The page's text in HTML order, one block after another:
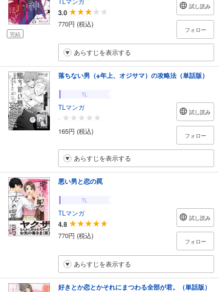
完結
3.0
770円 (税込)
試し読み
フォロー
あらすじを表示する
落ちない男（※年上、オジサマ）の攻略法（単話版）
TL
TLマンガ
-
165円 (税込)
試し読み
フォロー
あらすじを表示する
悪い男と恋の罠
TL
TLマンガ
4.8
770円 (税込)
試し読み
フォロー
あらすじを表示する
好きとか恋とかそれにまつわる全部が君。（単話版）